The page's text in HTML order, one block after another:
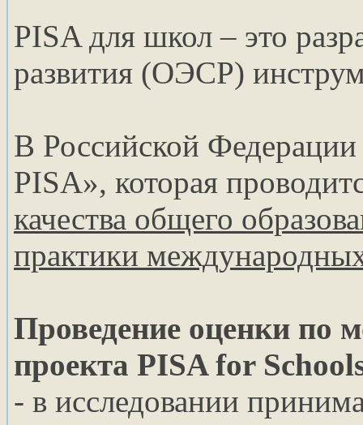
PISA для школ – это
развития (ОЭСР)
В Российской Федерации
PISA», которая
качества общего
практики
Проведение оценки по
проекта PISA for
- в исследовании